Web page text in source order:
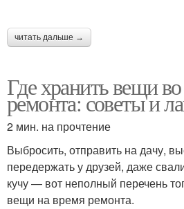
читать дальше →
Где хранить вещи
ремонта: советы и
2 мин. на прочтение
Выбросить, отправить на дачу,
передержать у друзей, даже
кучу — вот неполный перечень
вещи на время ремонта.